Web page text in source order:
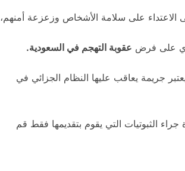
الاعتداء على سلامة الأشخاص وزعزعة أمنهم،
على فرض عقوبة التهجم في السعودية.
جريمة يعاقب عليها النظام الجزائي في
الثبوتيات التي يقوم بتقديمها فقط قم